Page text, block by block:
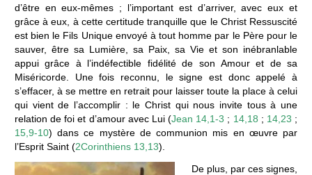
d’être en eux-mêmes ; l’important est d’arriver, avec eux et
grâce à eux, à cette certitude tranquille que le Christ Ressuscité
est bien le Fils Unique envoyé à tout homme par le Père pour le
sauver, être sa Lumière, sa Paix, sa Vie et son inébranlable
appui grâce à l’indéfectible fidélité de son Amour et de sa
Miséricorde. Une fois reconnu, le signe est donc appelé à
s’effacer, à se mettre en retrait pour laisser toute la place à celui
qui vient de l’accomplir : le Christ qui nous invite tous à une
relation de foi et d’amour avec Lui (Jean 14,1-3 ; 14,18 ; 14,23 ;
15,9-10) dans ce mystère de communion mis en œuvre par
l’Esprit Saint (2Corinthiens 13,13).
De plus, par ces signes,